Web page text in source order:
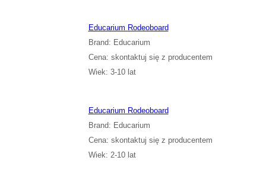
Educarium Rodeoboard
Brand: Educarium
Cena: skontaktuj się z producentem
Wiek: 3-10 lat
Educarium Rodeoboard
Brand: Educarium
Cena: skontaktuj się z producentem
Wiek: 2-10 lat